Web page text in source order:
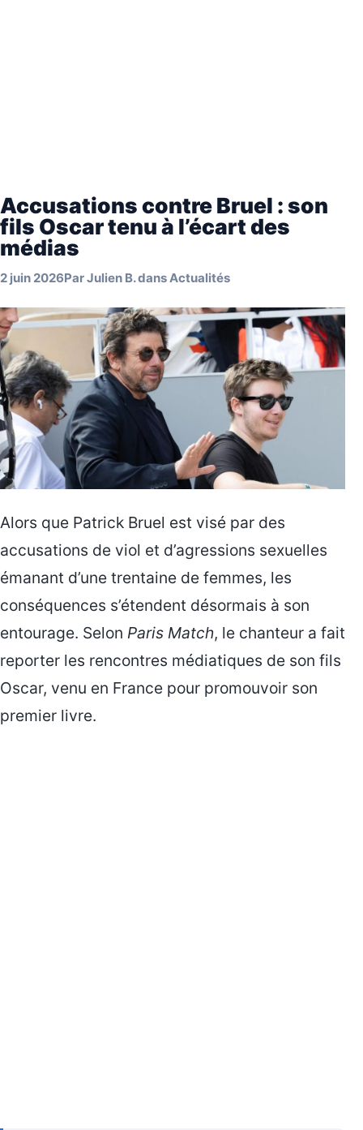
Accusations contre Bruel : son
fils Oscar tenu à l’écart des
médias
2 juin 2026ParJulien B.dansActualités
Alors que Patrick Bruel est visé par des
accusations de viol et d’agressions sexuelles
émanant d’une trentaine de femmes, les
conséquences s’étendent désormais à son
entourage. Selon Paris Match, le chanteur a fait
reporter les rencontres médiatiques de son fils
Oscar, venu en France pour promouvoir son
premier livre.